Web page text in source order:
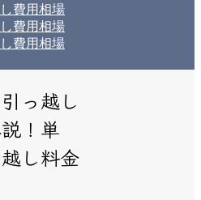
費用相場
費用相場
費用相場
っ越し
！単
し料金